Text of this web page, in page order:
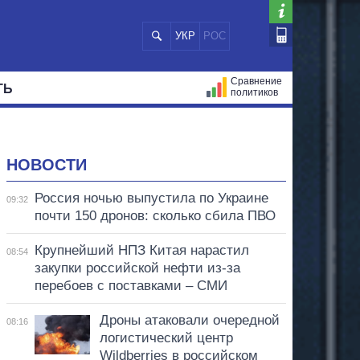
УКР РОС
Сравнение
политиков
НОВОСТИ
09:32
Россия ночью выпустила по Украине
почти 150 дронов: сколько сбила ПВО
08:54
Крупнейший НПЗ Китая нарастил
закупки российской нефти из-за
перебоев с поставками – СМИ
08:16
Дроны атаковали очередной
логистический центр
Wildberries в российском